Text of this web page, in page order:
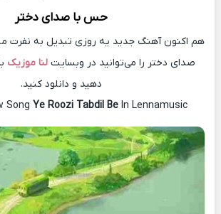
حس با صدای دختر
هم اکنون آهنگ جدید یه روزی تبدیل به نفرت
صدای دختر را می‌توانید در وبسایتلنا موزیک
دهید و دانلود کنید.
Song Ye Roozi Tabdil BeIn Lennamusic